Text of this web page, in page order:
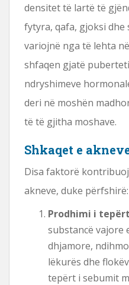
densitet të lartë të
fytyra, qafa, gjoksi dhe
variojnë nga të lehta
shfaqen gjatë
ndryshimeve
deri në moshën
të të gjitha moshave.
Shkaqet e
Disa faktorë
akneve, duke përfshirë:
Prodhimi i
substancë vajore
dhjamore,
lëkurës dhe
tepërt i sebumit